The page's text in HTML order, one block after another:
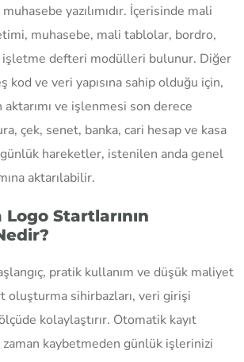
yazılımıdır. İçerisinde mali
muhasebe, mali tablolar, bordro,
işletme defteri modülleri bulunur. Diğer
kod ve veri yapısına sahip olduğu için,
ve işlenmesi son derece
çek, senet, banka, cari hesap ve kasa
hareketler, istenilen anda genel
aktarılabilir.
Startlarının
pratik kullanım ve düşük maliyet
oluşturma sihirbazları, veri girişi
kolaylaştırır. Otomatik kayıt
kaybetmeden günlük işlerinizi